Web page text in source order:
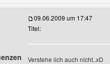
09.06.2009 um 17:47
Titel:
Verstehe iich auch nicht..xD